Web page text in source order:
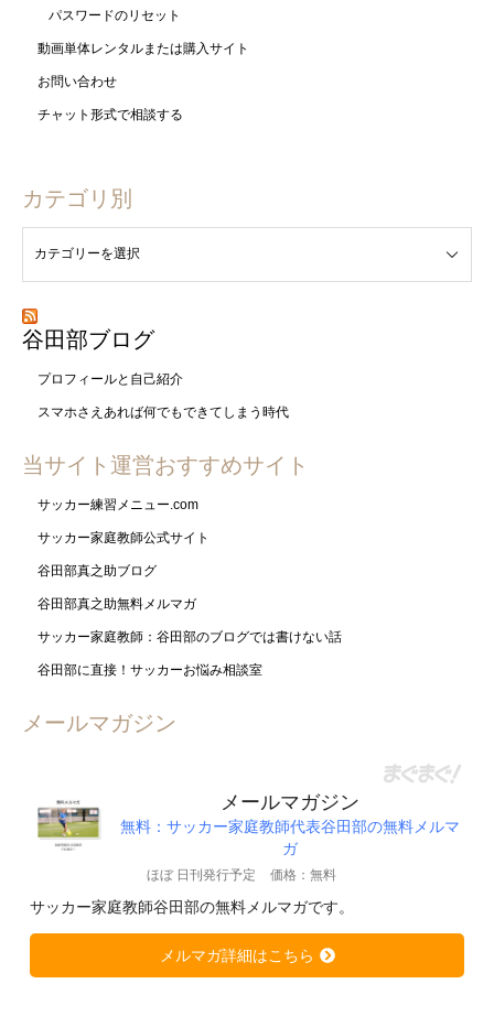
パスワードのリセット
動画単体レンタルまたは購入サイト
お問い合わせ
チャット形式で相談する
カテゴリ別
谷田部ブログ
プロフィールと自己紹介
スマホさえあれば何でもできてしまう時代
当サイト運営おすすめサイト
サッカー練習メニュー.com
サッカー家庭教師公式サイト
谷田部真之助ブログ
谷田部真之助無料メルマガ
サッカー家庭教師：谷田部のブログでは書けない話
谷田部に直接！サッカーお悩み相談室
メールマガジン
メールマガジン
無料：サッカー家庭教師代表谷田部の無料メルマ
ガ
ほぼ 日刊発行予定 価格：無料
サッカー家庭教師谷田部の無料メルマガです。
メルマガ詳細はこちら